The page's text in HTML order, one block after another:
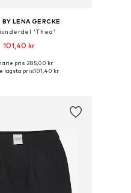
BY LENA GERCKE
'Thea'
101,40 kr
storlekar: M, L, XL, XXL
pris: 285,00 kr
lägsta pris:101,40 kr